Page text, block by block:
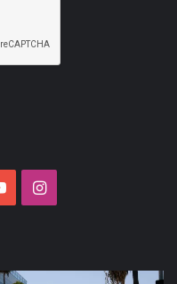
YouTubeInstagram